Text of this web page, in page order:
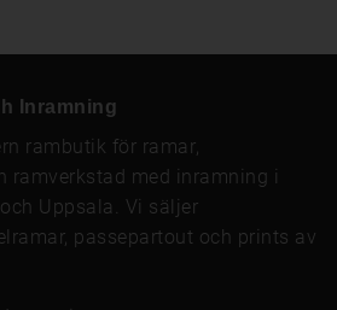
Inramning
rambutik för ramar
ramverkstad med inramning i
Uppsala. Vi säljer
passepartout och prints av